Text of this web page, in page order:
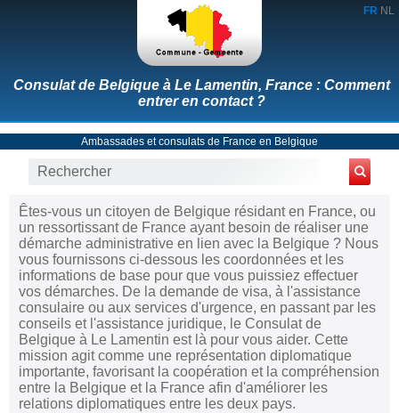
FR NL
Consulat de Belgique à Le Lamentin, France : Comment
entrer en contact ?
Ambassades et consulats de France en Belgique
Êtes-vous un citoyen de Belgique résidant en France, ou
un ressortissant de France ayant besoin de réaliser une
démarche administrative en lien avec la Belgique ? Nous
vous fournissons ci-dessous les coordonnées et les
informations de base pour que vous puissiez effectuer
vos démarches. De la demande de visa, à l'assistance
consulaire ou aux services d'urgence, en passant par les
conseils et l'assistance juridique, le Consulat de
Belgique à Le Lamentin est là pour vous aider. Cette
mission agit comme une représentation diplomatique
importante, favorisant la coopération et la compréhension
entre la Belgique et la France afin d'améliorer les
relations diplomatiques entre les deux pays.